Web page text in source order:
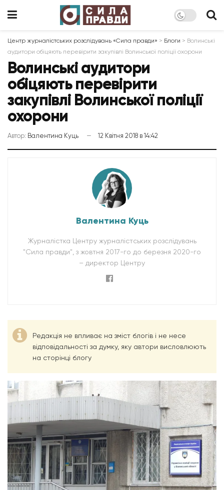
Центр журналістських розслідувань «Сила правди» > Блоги > Волинські
аудитори обіцяють перевірити закупівлі Волинської поліції охорони
Волинські аудитори
обіцяють перевірити
закупівлі Волинської поліції
охорони
Автор: Валентина Куць 12 Квітня 2018 в 14:42
Валентина Куць
Журналістка Центру журналістських розслідувань
"Сила правди", з жовтня 2017-го до березня 2020-го
– директор Центру
Редакція не впливає на зміст блогів і не несе
відповідальності за думку, яку автори висловлюють
на сторінці блогу